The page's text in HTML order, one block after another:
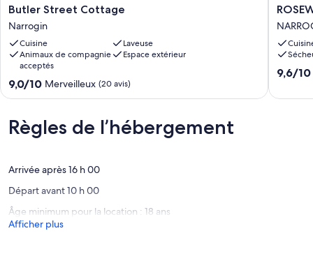
Butler
Street
Cottage
Narrogin
Butler Street Cottage
Narrogin
Cuisine
Laveuse
Animaux de compagnie
acceptés
Espace extérieur
9.0
Merveilleux,
(20 avis)
9,0/10 Merveilleux (20 avis)
IN
9.6
10,
9,6/10
Règles de l’hébergement
Arrivée après 16 h 00
Départ avant 10 h 00
Âge minimum pour la location : 18 ans
Afficher plus